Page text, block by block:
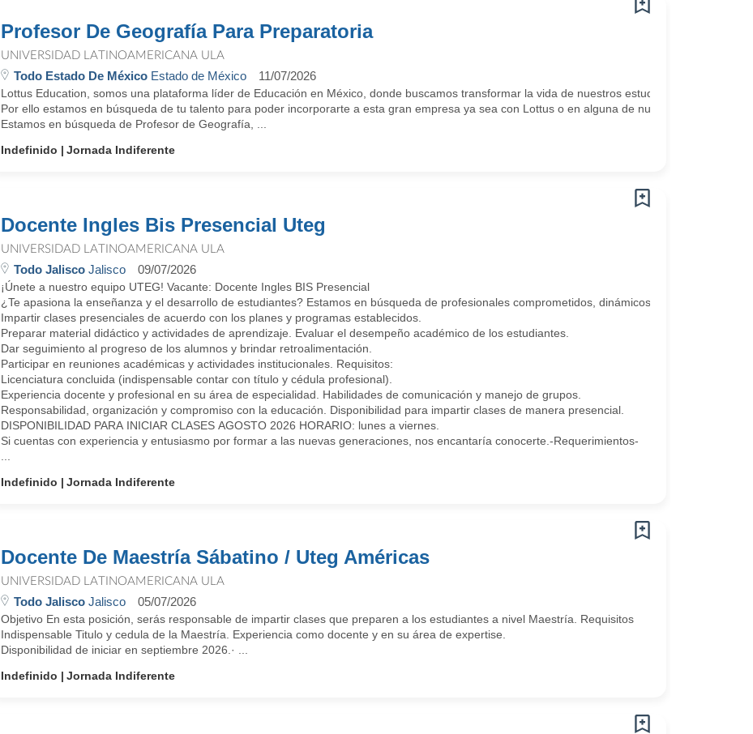
Profesor De Geografía Para Preparatoria
UNIVERSIDAD LATINOAMERICANA ULA
Todo Estado De MéxicoEstado de México 11/07/2026
Lottus Education, somos una plataforma líder de Educación en México, donde buscamos transformar la vida de nuestros estudiantes a través
Por ello estamos en búsqueda de tu talento para poder incorporarte a esta gran empresa ya sea con Lottus o en alguna de nuestras marcas
Estamos en búsqueda de Profesor de Geografía, ...
Indefinido
Jornada Indiferente
Docente Ingles Bis Presencial Uteg
UNIVERSIDAD LATINOAMERICANA ULA
Todo JaliscoJalisco 09/07/2026
¡Únete a nuestro equipo UTEG! Vacante: Docente Ingles BIS Presencial
¿Te apasiona la enseñanza y el desarrollo de estudiantes? Estamos en búsqueda de profesionales comprometidos, dinámicos y con vocación
Impartir clases presenciales de acuerdo con los planes y programas establecidos.
Preparar material didáctico y actividades de aprendizaje. Evaluar el desempeño académico de los estudiantes.
Dar seguimiento al progreso de los alumnos y brindar retroalimentación.
Participar en reuniones académicas y actividades institucionales. Requisitos:
Licenciatura concluida (indispensable contar con título y cédula profesional).
Experiencia docente y profesional en su área de especialidad. Habilidades de comunicación y manejo de grupos.
Responsabilidad, organización y compromiso con la educación. Disponibilidad para impartir clases de manera presencial.
DISPONIBILIDAD PARA INICIAR CLASES AGOSTO 2026 HORARIO: lunes a viernes.
Si cuentas con experiencia y entusiasmo por formar a las nuevas generaciones, nos encantaría conocerte.-Requerimientos-
Indefinido
Jornada Indiferente
Docente De Maestría Sábatino / Uteg Américas
UNIVERSIDAD LATINOAMERICANA ULA
Todo JaliscoJalisco 05/07/2026
Objetivo En esta posición, serás responsable de impartir clases que preparen a los estudiantes a nivel Maestría. Requisitos
Indispensable Titulo y cedula de la Maestría. Experiencia como docente y en su área de expertise.
Disponibilidad de iniciar en septiembre 2026.· ...
Indefinido
Jornada Indiferente